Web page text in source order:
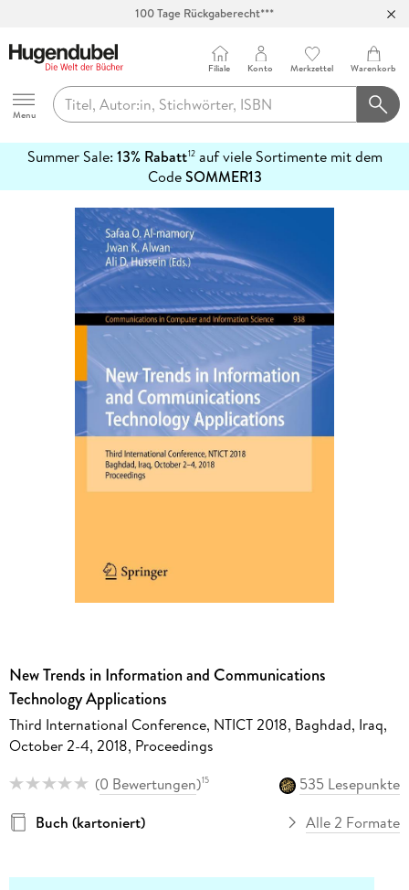
Hugendubel
Menu
Filiale Konto Merkzettel Warenkorb
Summer Sale: 13% Rabatt12auf viele Sortimente mit dem
CodeSOMMER13
erfahren
New Trends in Information and Communications
Technology Applications
Third International Conference, NTICT 2018, Baghdad, Iraq,
October 2-4, 2018, Proceedings
(0 Bewertungen)15
535 Lesepunkte
Buch (kartoniert)
Alle 2 Formate